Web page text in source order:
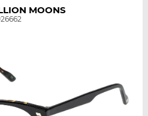
MOONS